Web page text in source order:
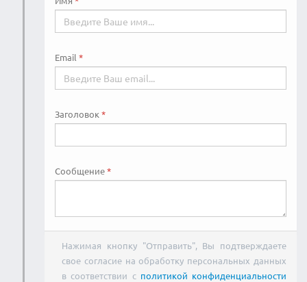
Email
Заголовок
Сообщение
Нажимая кнопку "Отправить", Вы подтверждаете
свое согласие на обработку персональных данных
в соответствии с политикой конфиденциальности